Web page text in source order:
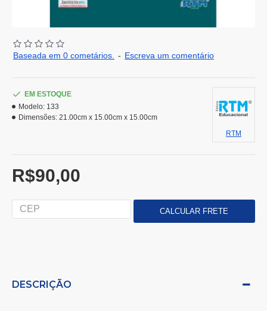
Baseada em 0 cometários. - Escreva um comentário
R$90,00
EM ESTOQUE
Modelo: 133
Dimensões: 21.00cm x 15.00cm x 15.00cm
RTM
DESCRIÇÃO